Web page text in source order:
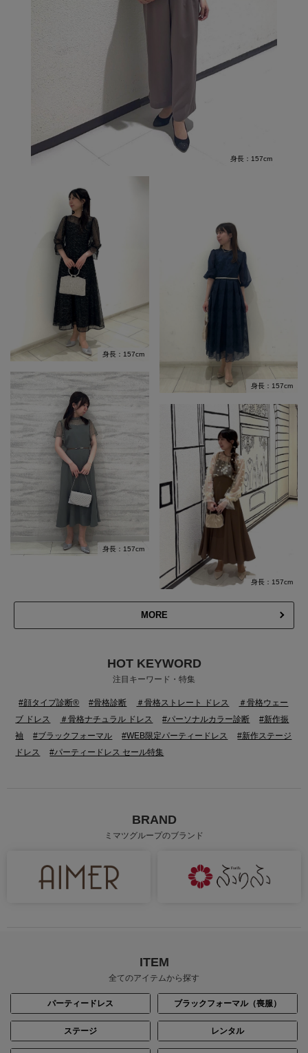
身長：157cm
身長：157cm
身長：157cm
身長：157cm
身長：157cm
MORE
HOT KEYWORD
注目キーワード・特集
#顔タイプ診断® #骨格診断 ＃骨格ストレート ドレス
＃骨格ウェー
ブ ドレス
＃骨格ナチュラル ドレス #パーソナルカラー診断
#新作振
袖
#ブラックフォーマル #WEB限定パーティードレス
#新作ステージ
ドレス
#パーティードレス セール特集
BRAND
ミマツグループのブランド
ITEM
全てのアイテムから探す
パーティードレス ブラックフォーマル（喪服）
ステージ レンタル